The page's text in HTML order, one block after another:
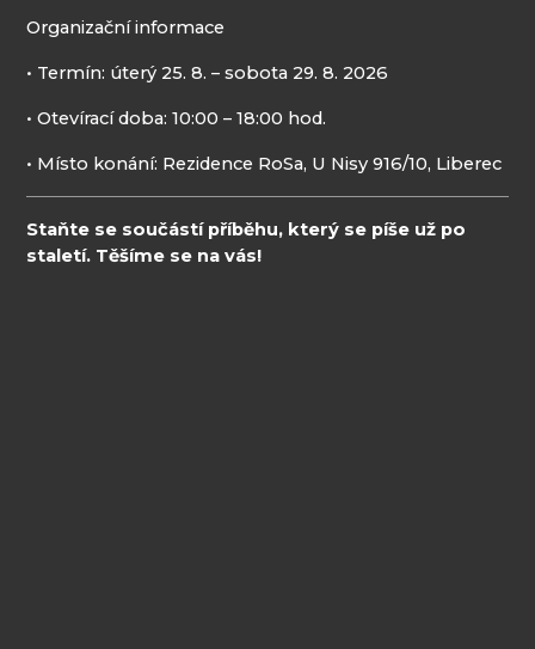
Organizační informace
• Termín: úterý 25. 8. – sobota 29. 8. 2026
• Otevírací doba: 10:00 – 18:00 hod.
• Místo konání: Rezidence RoSa, U Nisy 916/10, Liberec
Staňte se součástí příběhu, který se píše už po
staletí. Těšíme se na vás!